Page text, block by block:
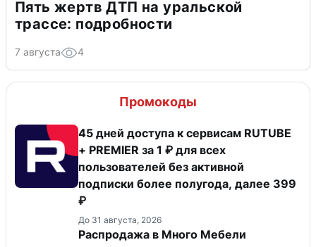
Пять жертв ДТП на уральской
трассе: подробности
7 августа 4
Промокоды
45 дней доступа к сервисам RUTUBE
+ PREMIER за 1 ₽ для всех
пользователей без активной
подписки более полугода, далее 399
₽
До 31 августа, 2026
Распродажа в Много Мебели